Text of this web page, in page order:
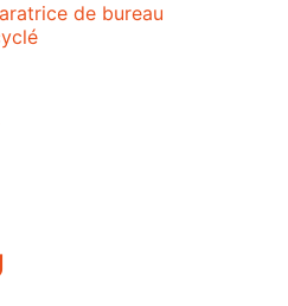
de bureau